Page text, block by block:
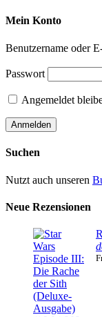
Mein Konto
Benutzername oder
Passwort
Angemeldet
Suchen
Nutzt auch unseren
Neue Rezensionen